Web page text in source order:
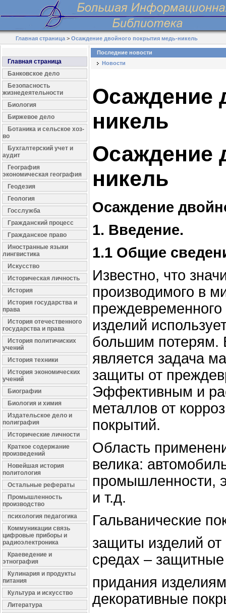
Главная страница >Осаждение двойного покрытия медь-никель
Главная страница
Банковское дело
Безопасность
жизнедеятельности
Биология
Биржевое дело
Ботаника и сельское хоз-
во
Бухгалтерский учет и
аудит
География
экономическая география
Геодезия
Геология
Госслужба
Гражданский процесс
Гражданское право
Иностранные языки
лингвистика
Искусство
Историческая личность
История
История государства и
права
История отечественного
государства и права
История политичиских
учений
История техники
История экономических
учений
Биографии
Биология и химия
Издательское дело и
полиграфия
Исторические личности
Краткое содержание
произведений
Новейшая история
политология
Остальные рефераты
Промышленность
производство
психология педагогика
Коммуникации связь
цифровые приборы и
радиоэлектроника
Краеведение и
этнография
Кулинария и продукты
питания
Культура и искусство
Литература
Последние новости
Новости
Осаждение
никель
Осаждение
никель
Осаждение
1. Введение.
1.1 Общие
Известно, что
производимого в
преждевременного
изделий
большим потерям.
является задача
защиты от
Эффективным и
металлов от
покрытий.
Область
велика:
промышленности,
и т.д.
Гальванические
защиты изделий от
средах –
придания
декоративные